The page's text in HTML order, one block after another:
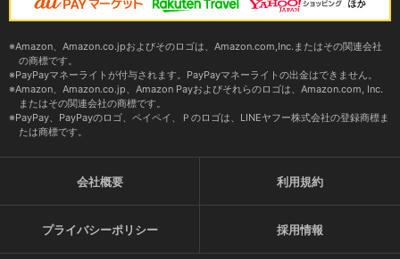
Amazon、Amazon.co.jpおよびそのロゴは、Amazon.com,Inc.またはその関連会社
の商標です。
PayPayマネーライトが付与されます。PayPayマネーライトの出金はできません。
Amazon、Amazon.co.jp、Amazon Payおよびそれらのロゴは、Amazon.com, Inc.
またはその関連会社の商標です。
PayPay、PayPayのロゴ、ペイペイ、Ｐのロゴは、LINEヤフー株式会社の登録商標ま
たは商標です。
会社概要 利用規約
プライバシーポリシー 採用情報